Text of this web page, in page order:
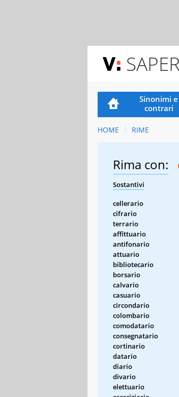
Sinonimi e
contrari
HOME RIME
Rima con:
Sostantivi
cellerario
cifrario
terrario
affittuario
antifonario
attuario
bibliotecario
borsario
calvario
casuario
circondario
colombario
comodatario
consegnatario
cortinario
datario
diario
divario
elettuario